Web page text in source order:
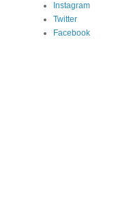
Instagram
Twitter
Facebook